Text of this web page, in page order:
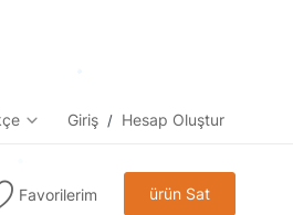
Giriş / Hesap Oluştur
Favorilerim ürün Sat